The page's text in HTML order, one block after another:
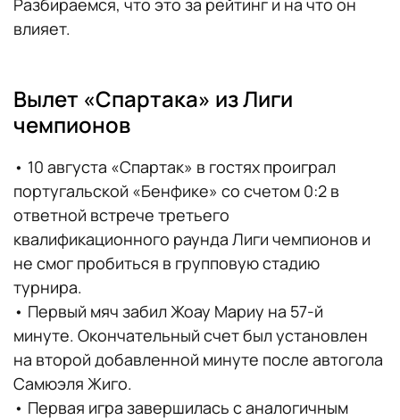
Разбираемся, что это за рейтинг и на что он
влияет.
Вылет «Спартака» из Лиги
чемпионов
• 10 августа «Спартак» в гостях проиграл
португальской «Бенфике» со счетом 0:2 в
ответной встрече третьего
квалификационного раунда Лиги чемпионов и
не смог пробиться в групповую стадию
турнира.
• Первый мяч забил Жоау Мариу на 57-й
минуте. Окончательный счет был установлен
на второй добавленной минуте после автогола
Самюэля Жиго.
• Первая игра завершилась с аналогичным